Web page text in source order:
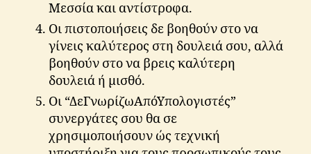
Μεσσία και αντίστροφα.
Οι πιστοποιήσεις δε βοηθούν στο να
γίνεις καλύτερος στη δουλειά σου, αλλά
βοηθούν στο να βρεις καλύτερη
δουλειά ή μισθό.
Οι “ΔεΓνωρίζωΑπόΥπολογιστές”
συνεργάτες σου θα σε
χρησιμοποιήσουν ώς τεχνική